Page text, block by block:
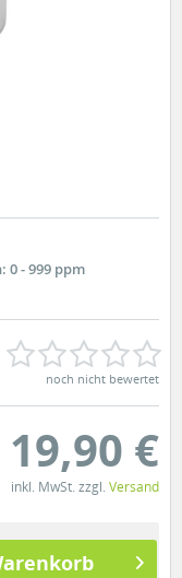
0 - 999 ppm
noch nicht bewertet
19,90 €
inkl. MwSt. zzgl. Versand